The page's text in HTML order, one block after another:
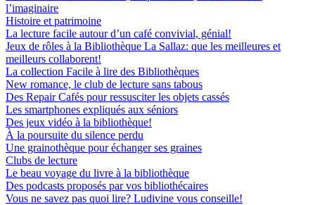
l’imaginaire
Histoire et patrimoine
La lecture facile autour d’un café convivial, génial!
Jeux de rôles à la Bibliothèque La Sallaz: que les meilleures et
meilleurs collaborent!
La collection Facile à lire des Bibliothèques
New romance, le club de lecture sans tabous
Des Repair Cafés pour ressusciter les objets cassés
Les smartphones expliqués aux séniors
Des jeux vidéo à la bibliothèque!
À la poursuite du silence perdu
Une grainothèque pour échanger ses graines
Clubs de lecture
Le beau voyage du livre à la bibliothèque
Des podcasts proposés par vos bibliothécaires
Vous ne savez pas quoi lire? Ludivine vous conseille!